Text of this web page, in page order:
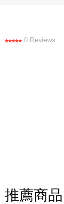
0 Reviews
推薦商品